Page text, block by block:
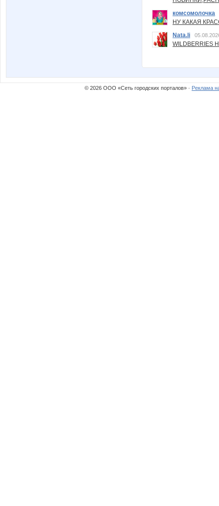
комсомолочка
НУ КАКАЯ
Nata.li
© 2026 ООО «Сеть городских порталов» · Реклама